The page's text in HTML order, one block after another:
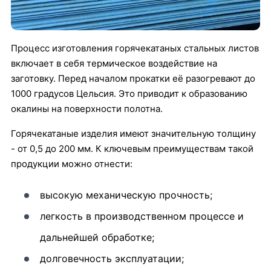
Процесс изготовления горячекатаных стальных листов
включает в себя термическое воздействие на
заготовку. Перед началом прокатки её разогревают до
1000 градусов Цельсия. Это приводит к образованию
окалины на поверхности полотна.
Горячекатаные изделия имеют значительную толщину
- от 0,5 до 200 мм. К ключевым преимуществам такой
продукции можно отнести:
высокую механическую прочность;
легкость в производственном процессе и
дальнейшей обработке;
долговечность эксплуатации;